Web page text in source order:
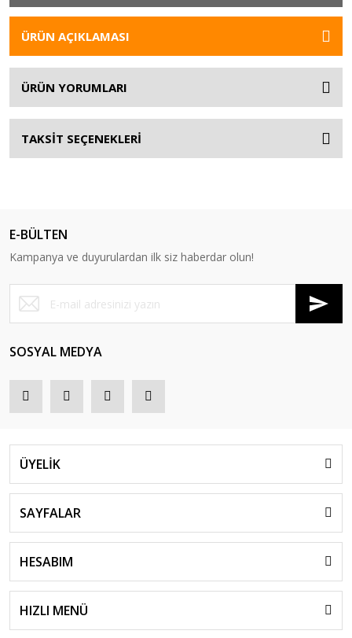
ÜRÜN AÇIKLAMASI
ÜRÜN YORUMLARI
TAKSİT SEÇENEKLERİ
E-BÜLTEN
Kampanya ve duyurulardan ilk siz haberdar olun!
SOSYAL MEDYA
ÜYELİK
SAYFALAR
HESABIM
HIZLI MENÜ